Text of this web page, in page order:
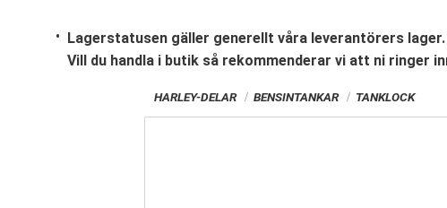
Lagerstatusen gäller generellt våra leverantörers lager.
Vill du handla i butik så rekommenderar vi att ni ringer
HARLEY-DELAR BENSINTANKAR TANKLOCK